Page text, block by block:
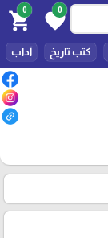
0
favorite
0
shopping_cart
كتب تاريخ آداب